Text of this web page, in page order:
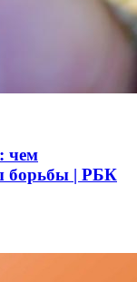
чем
борьбы | РБК